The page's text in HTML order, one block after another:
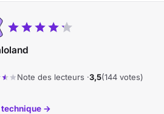
Note des lecteurs ·3,5(144 votes)
technique →